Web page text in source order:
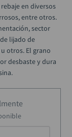
en diversos
entre otros.
sector
lijado de
otros. El grano
desbaste y dura